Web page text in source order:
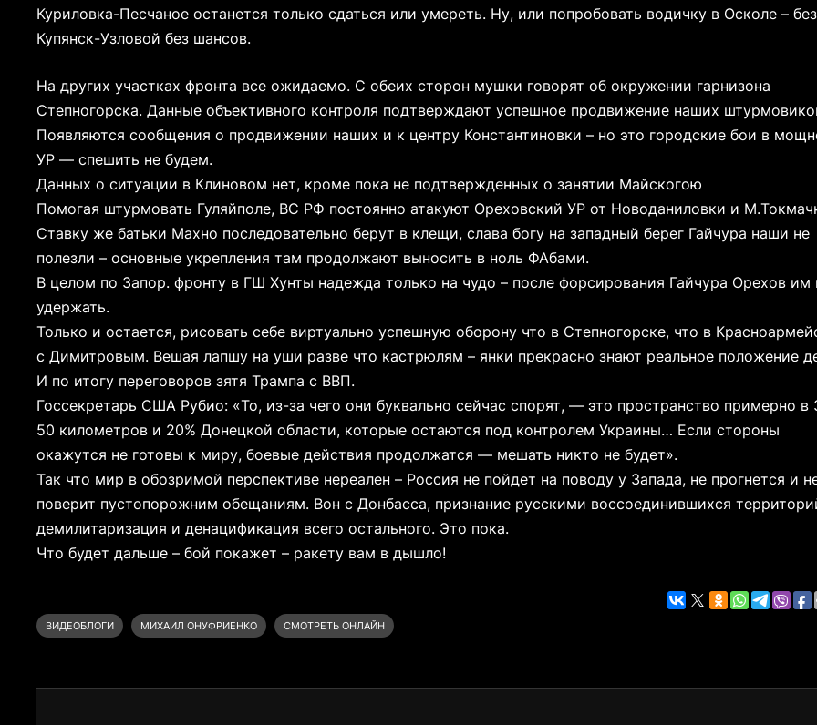
Куриловка-Песчаное останется только сдаться или умереть. Ну, или попробовать водичку в Осколе –
Купянск-Узловой без шансов.
На других участках фронта все ожидаемо. С обеих сторон мушки говорят об окружении гарнизона
Степногорска. Данные объективного контроля подтверждают успешное продвижение наших
Появляются сообщения о продвижении наших и к центру Константиновки – но это городские бои в
УР — спешить не будем.
Данных о ситуации в Клиновом нет, кроме пока не подтвержденных о занятии Майскогою
Помогая штурмовать Гуляйполе, ВС РФ постоянно атакуют Ореховский УР от Новоданиловки и
Ставку же батьки Махно последовательно берут в клещи, слава богу на западный берег Гайчура наши не
полезли – основные укрепления там продолжают выносить в ноль ФАбами.
В целом по Запор. фронту в ГШ Хунты надежда только на чудо – после форсирования Гайчура Орехов им
удержать.
Только и остается, рисовать себе виртуально успешную оборону что в Степногорске, что в
с Димитровым. Вешая лапшу на уши разве что кастрюлям – янки прекрасно знают реальное положение
И по итогу переговоров зятя Трампа с ВВП.
Госсекретарь США Рубио: «То, из-за чего они буквально сейчас спорят, — это пространство примерно в
50 километров и 20% Донецкой области, которые остаются под контролем Украины… Если стороны
окажутся не готовы к миру, боевые действия продолжатся — мешать никто не будет».
Так что мир в обозримой перспективе нереален – Россия не пойдет на поводу у Запада, не прогнется и
поверит пустопорожним обещаниям. Вон с Донбасса, признание русскими воссоединившихся
демилитаризация и денацификация всего остального. Это пока.
Что будет дальше – бой покажет – ракету вам в дышло!
ВИДЕОБЛОГИ МИХАИЛ ОНУФРИЕНКО СМОТРЕТЬ ОНЛАЙН